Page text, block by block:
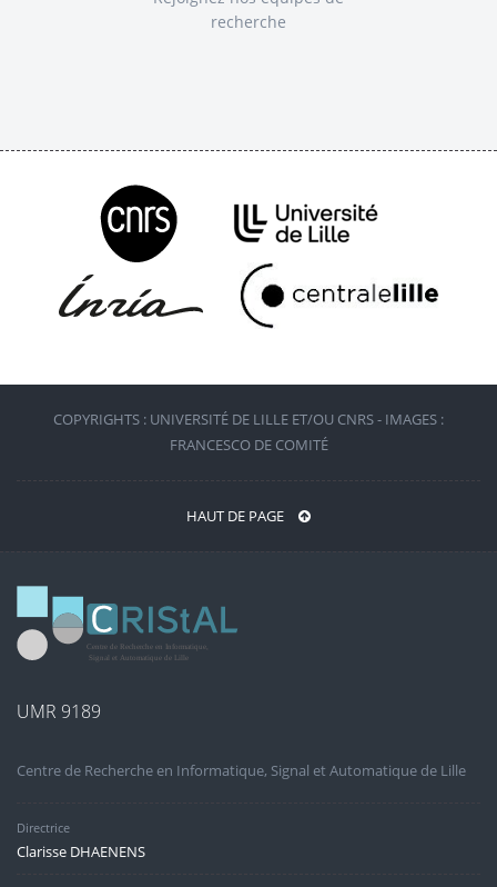
recherche
COPYRIGHTS : UNIVERSITÉ DE LILLE ET/OU CNRS - IMAGES :
FRANCESCO DE COMITÉ
HAUT DE PAGE
UMR 9189
Centre de Recherche en Informatique, Signal et Automatique de Lille
Directrice
Clarisse DHAENENS